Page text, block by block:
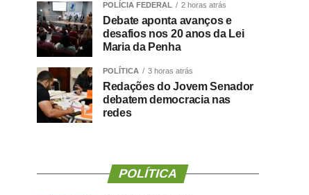
POLÍCIA FEDERAL 2 horas atrás
Debate aponta avanços e
desafios nos 20 anos da Lei
Maria da Penha
POLÍTICA 3 horas atrás
Redações do Jovem Senador
debatem democracia nas
redes
POLÍTICA